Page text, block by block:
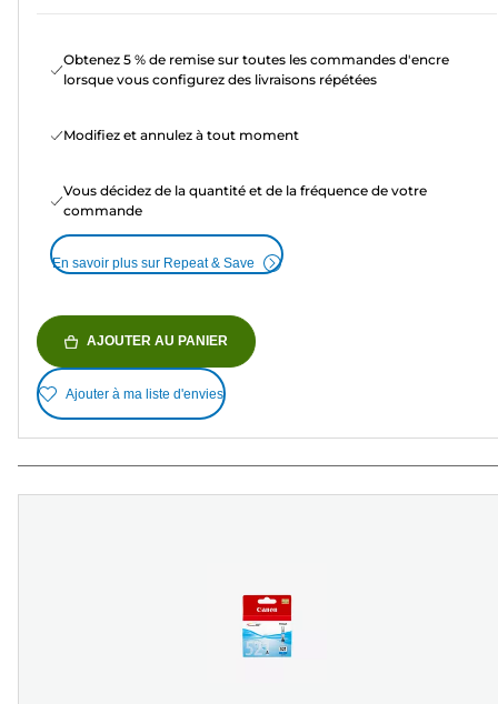
Obtenez 5 % de remise sur toutes les commandes d'encre
lorsque vous configurez des livraisons répétées
Modifiez et annulez à tout moment
Vous décidez de la quantité et de la fréquence de votre
commande
En savoir plus sur Repeat & Save
AJOUTER AU PANIER
Ajouter à ma liste d'envies